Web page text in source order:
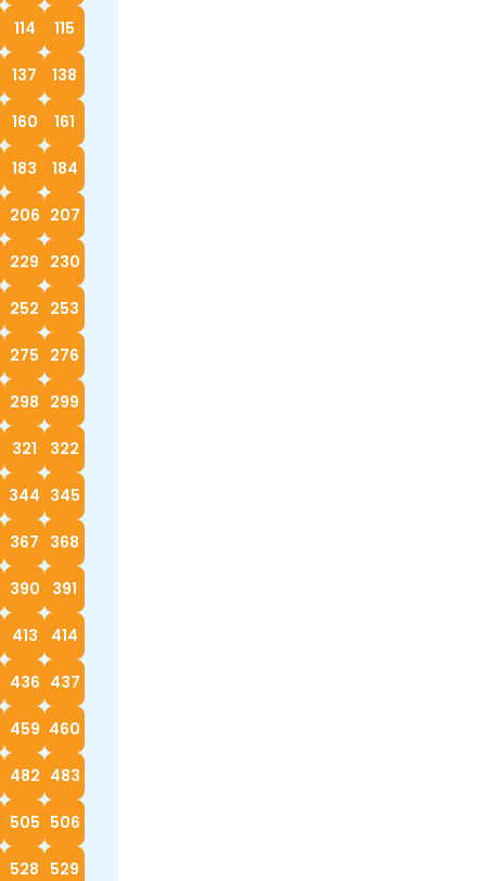
114 115
137 138
160 161
183 184
206 207
229 230
252 253
275 276
298 299
321 322
344 345
367 368
390 391
413 414
436 437
459 460
482 483
505 506
528 529